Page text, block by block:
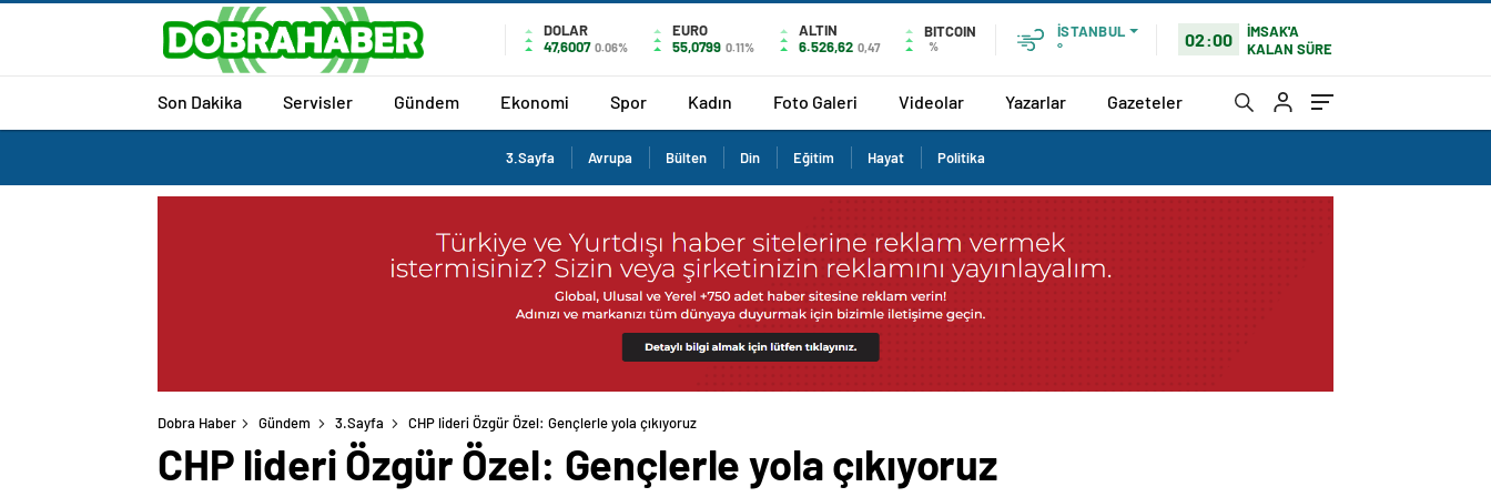
DOLAR
47,6007 0.06%
EURO
55,0799 0.11%
ALTIN
6.526,62 0,47
BITCOIN
%
İSTANBUL
°
02:00
İMSAK'A
KALAN SÜRE
Son Dakika Servisler Gündem Ekonomi Spor Kadın Foto Galeri Videolar Yazarlar Gazeteler
3.Sayfa Avrupa Bülten Din Eğitim Hayat Politika
Dobra Haber Gündem 3.Sayfa CHP lideri Özgür Özel: Gençlerle yola çıkıyoruz
CHP lideri Özgür Özel: Gençlerle yola çıkıyoruz